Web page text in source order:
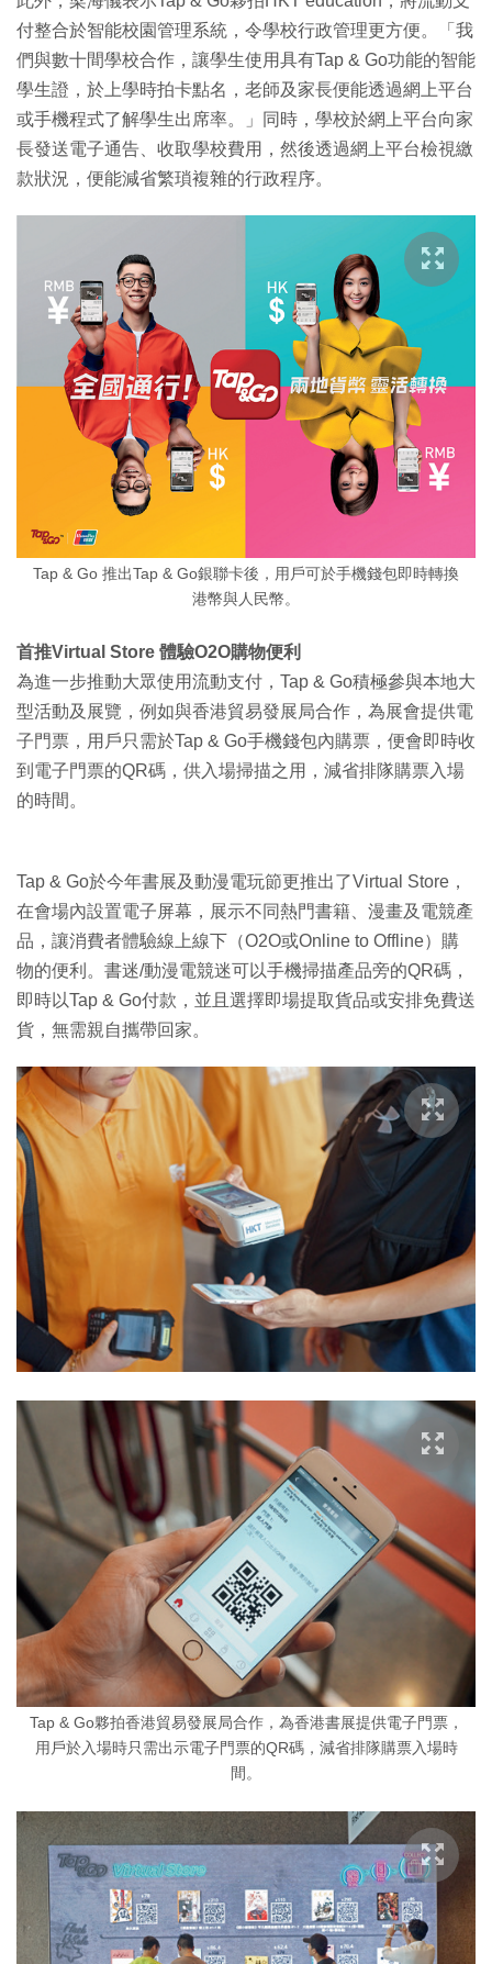
付整合於智能校園管理系統，令學校行政管理更方便。「我
們與數十間學校合作，讓學生使用具有Tap & Go功能的智能
學生證，於上學時拍卡點名，老師及家長便能透過網上平台
或手機程式了解學生出席率。」同時，學校於網上平台向家
長發送電子通告、收取學校費用，然後透過網上平台檢視繳
款狀況，便能減省繁瑣複雜的行政程序。
Tap & Go 推出Tap & Go銀聯卡後，用戶可於手機錢包即時轉換
港幣與人民幣。
首推Virtual Store 體驗O2O購物便利
為進一步推動大眾使用流動支付，Tap & Go積極參與本地大
型活動及展覽，例如與香港貿易發展局合作，為展會提供電
子門票，用戶只需於Tap & Go手機錢包內購票，便會即時收
到電子門票的QR碼，供入場掃描之用，減省排隊購票入場
的時間。
Tap & Go於今年書展及動漫電玩節更推出了Virtual Store，
在會場內設置電子屏幕，展示不同熱門書籍、漫畫及電競產
品，讓消費者體驗線上線下（O2O或Online to Offline）購
物的便利。書迷/動漫電競迷可以手機掃描產品旁的QR碼，
即時以Tap & Go付款，並且選擇即場提取貨品或安排免費送
貨，無需親自攜帶回家。
Tap & Go夥拍香港貿易發展局合作，為香港書展提供電子門票，
用戶於入場時只需出示電子門票的QR碼，減省排隊購票入場時
間。